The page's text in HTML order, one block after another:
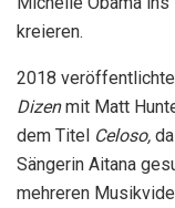
kreieren.
2018
Dizenmit Matt
dem Titel Celoso,
Sängerin Aitana
mehreren